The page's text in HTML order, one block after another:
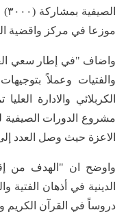
موزعا في مركز واقضية
واضاف "في إطار سعي
والفتيات وعملاً
الكربلائي والادارة
مشروع الدورات الصيفية
الاعزة حيث وصل العدد إلى (٣٠٠٠) طالب
واوضح ان "الهدف من
الدينية في أذهان الفتية
دروساً في القرآن الكريم